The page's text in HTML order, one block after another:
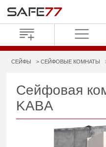
СЕЙФЫ СЕЙФОВЫЕ КОМНАТЫ
Сейфовая
KABA